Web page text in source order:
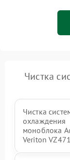
Чистка
Чистка
охлаждения
моноблока
Veriton